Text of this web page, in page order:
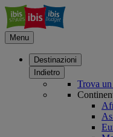
Menu
Destinazioni
Indietro
Trova